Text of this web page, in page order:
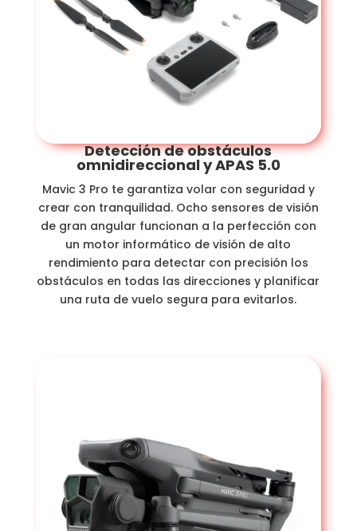
Detección de obstáculos
omnidireccional y APAS 5.0
Mavic 3 Pro te garantiza volar con seguridad y
crear con tranquilidad. Ocho sensores de visión
de gran angular funcionan a la perfección con
un motor informático de visión de alto
rendimiento para detectar con precisión los
obstáculos en todas las direcciones y planificar
una ruta de vuelo segura para evitarlos.